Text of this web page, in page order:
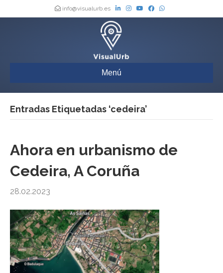
info@visualurb.es
Menú
Entradas Etiquetadas ‘cedeira’
Ahora en urbanismo de
Cedeira, A Coruña
28.02.2023